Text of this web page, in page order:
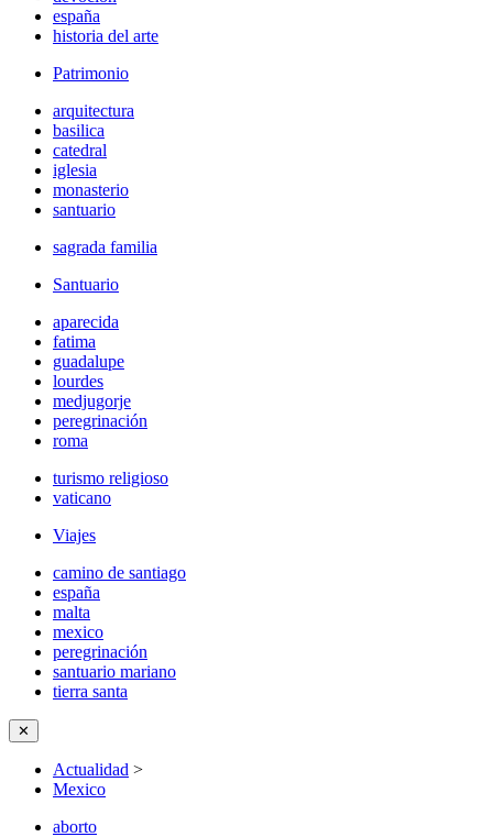
españa
historia del arte
Patrimonio
arquitectura
basilica
catedral
iglesia
monasterio
santuario
sagrada familia
Santuario
aparecida
fatima
guadalupe
lourdes
medjugorje
peregrinación
roma
turismo religioso
vaticano
Viajes
camino de santiago
españa
malta
mexico
peregrinación
santuario mariano
tierra santa
✕
Actualidad >
Mexico
aborto